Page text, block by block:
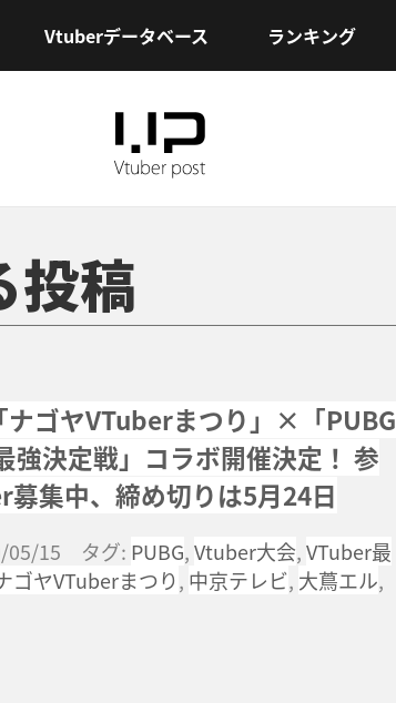
Vtuberデータベース ランキング
投稿
ナゴヤVTuberまつり」×「PUBG
強決定戦」コラボ開催決定！ 参
集中、締め切りは5月24日
05/15 タグ: PUBG,Vtuber大会,VTuber最
ゴヤVTuberまつり, 中京テレビ, 大蔦エル,